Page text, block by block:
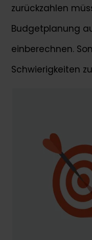
zurückzahlen
Budgetplanung
einberechnen.
Schwierigkeiten